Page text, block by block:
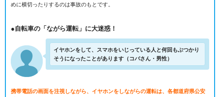
めに横切ったりするのは事故のもとです。
●自転車の「ながら運転」に大迷惑！
イヤホンをして、スマホをいじっている人と何回もぶつかり
そうになったことがあります（コバさん・男性）
携帯電話の画面を注視しながら、イヤホンをしながらの運転は、各都道府県公安